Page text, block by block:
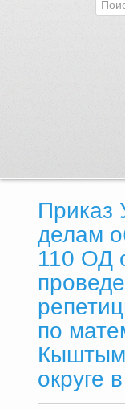
Об Управлении
Закупки для
Приказ
делам
110 ОД
по
округе